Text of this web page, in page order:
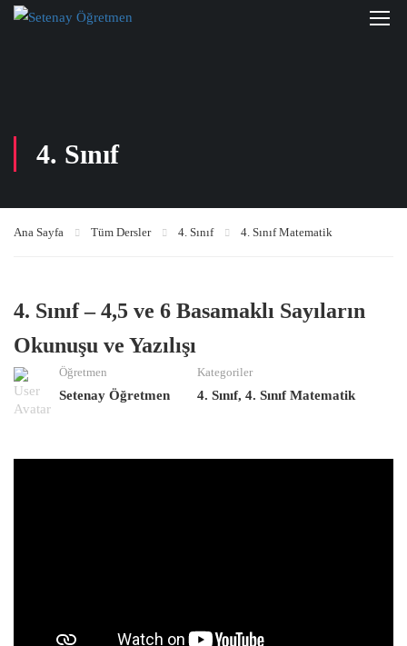
4. Sınıf
Ana Sayfa Tüm Dersler 4. Sınıf 4. Sınıf Matematik
4. Sınıf – 4,5 ve 6 Basamaklı Sayıların
Okunuşu ve Yazılışı
Öğretmen
Setenay Öğretmen
Kategoriler
4. Sınıf, 4. Sınıf Matematik